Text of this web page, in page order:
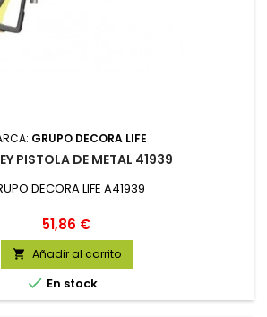
GRUPO DECORA LIFE
PISTOLA DE METAL 41939
DECORA LIFE A41939
Precio
51,86 €
 Añadir al carrito
 En stock